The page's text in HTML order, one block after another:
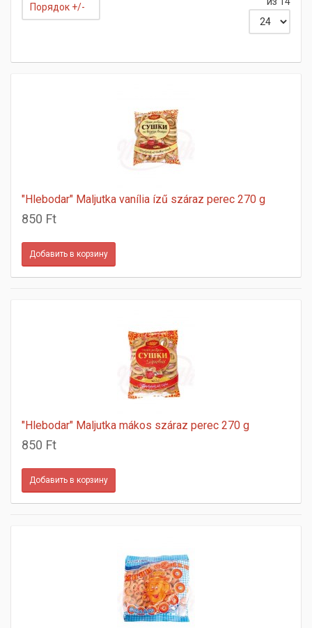
Порядок +/-
"Hlebodar" Maljutka vanília ízű száraz perec 270 g
850 Ft
"Hlebodar" Maljutka mákos száraz perec 270 g
850 Ft